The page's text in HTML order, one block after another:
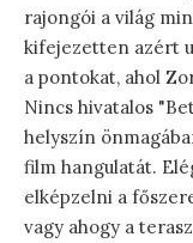
rajongói a világ
kifejezetten azért
a pontokat, ahol
Nincs hivatalos
helyszín
film hangulatát.
elképzelni a
vagy ahogy a